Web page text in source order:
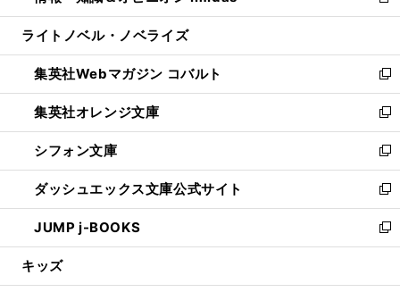
開
ウ
開
く
ン
ウ
で
開
く
ウ
ン
ド
ウ
で
開
く
し
ウ
ィ
ン
ド
ウ
で
開
く
ライトノベル・ノベライズ
集英社Webマガジン コバルト
新
し
い
ウ
ィ
ン
ド
ウ
で
開
集英社オレンジ文庫
新
し
い
ウ
ィ
ン
ド
ウ
開
シフォン文庫
新
し
い
ウ
ィ
ン
ウ
ダッシュエックス文庫公式サイト
新
し
い
ウ
ン
JUMP j-BOOKS
新
し
ウ
キッズ